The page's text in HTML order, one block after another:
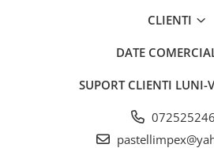
CLIENTI
DATE
SUPORT CLIENTI LUNI-